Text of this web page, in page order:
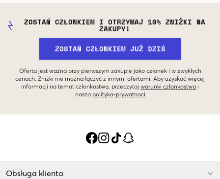
ZOSTAŃ CZŁONKIEM I OTRZYMAJ 10% ZNIŻKI NA
ZAKUPY!
ZOSTAŃ CZŁONKIEM JUŻ DZIŚ
Oferta jest ważna przy pierwszym zakupie jako członek i w zwykłych
cenach. Zniżki nie można łączyć z innymi ofertami. Aby uzyskać więcej
informacji na temat członkostwa, przeczytaj warunki członkostwa i
nasza polityka-prywatnoci
Obsługa klienta